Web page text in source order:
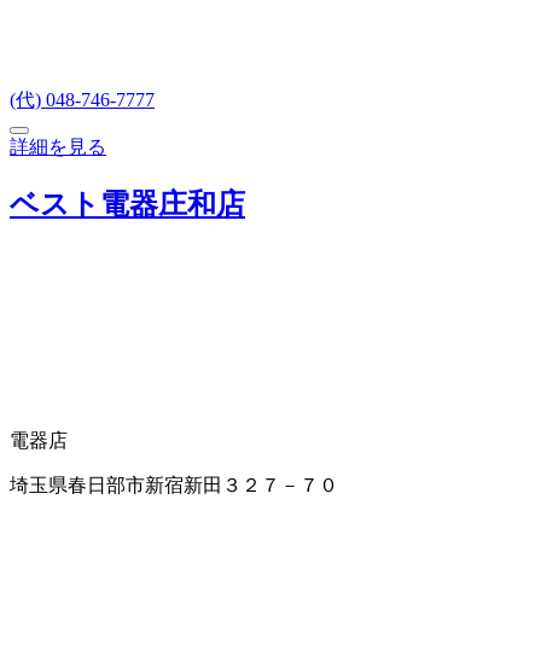
(代) 048-746-7777
詳細を見る
ベスト電器庄和店
電器店
埼玉県春日部市新宿新田３２７－７０